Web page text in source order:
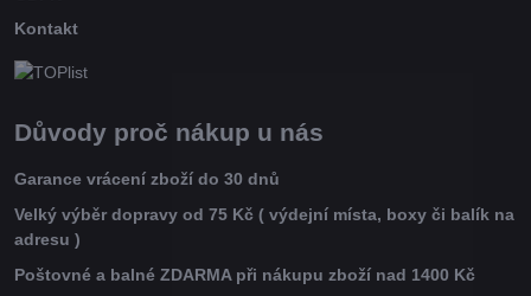
Kontakt
Důvody proč nákup u nás
Garance vrácení zboží do 30 dnů
Velký výběr dopravy od 75 Kč ( výdejní místa, boxy či balík na
adresu )
Poštovné a balné ZDARMA při nákupu zboží nad 1400 Kč